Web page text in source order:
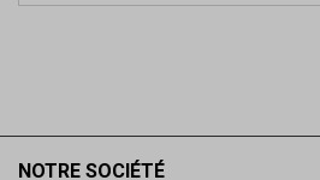
NOTRE SOCIÉTÉ